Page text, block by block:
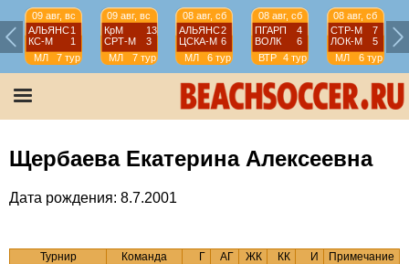
09 авг, вс
АЛЬЯНС1
КС-М
1
МЛ
7 тур
09 авг, вс
КрМ
13
СРТ-М
3
МЛ
7 тур
08 авг, сб
АЛЬЯНС2
ЦСКА-М 6
МЛ
6 тур
08 авг, сб
ПГАРП
4
ВОЛК
6
ВТР
4 тур
08 авг, сб
СТР-М
7
ЛОК-М
5
МЛ
6 тур
Щербаева Екатерина Алексеевна
Дата рождения: 8.7.2001
Турнир Команда Г АГ ЖК КК И
Примечание